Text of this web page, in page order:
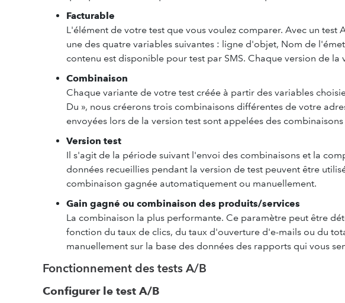
Facturable
L'élément de votre test que vous voulez comparer. Avec un test
une des quatre variables suivantes : ligne d'objet, Nom de
contenu est disponible pour test par SMS. Chaque version de la
Combinaison
Chaque variante de votre test créée à partir des variables
Du », nous créerons trois combinaisons différentes de votre
envoyées lors de la version test sont appelées des combinaisons
Version test
Il s'agit de la période suivant l'envoi des combinaisons et la
données recueillies pendant la version de test peuvent être
combinaison gagnée automatiquement ou manuellement.
Gain gagné ou combinaison des produits/services
La combinaison la plus performante. Ce paramètre peut être
fonction du taux de clics, du taux d'ouverture d'e-mails ou du
manuellement sur la base des données des rapports qui vous
Fonctionnement des tests A/B
Configurer le test A/B